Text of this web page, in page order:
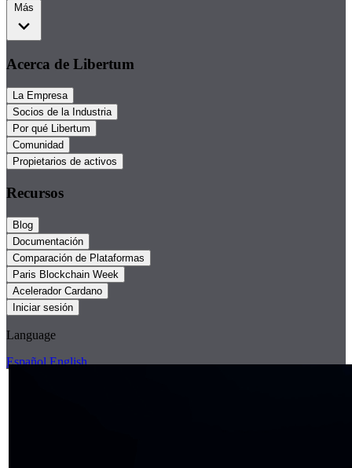
Más
Acerca de Libertum
La Empresa
Socios de la Industria
Por qué Libertum
Comunidad
Propietarios de activos
Recursos
Blog
Documentación
Comparación de Plataformas
Paris Blockchain Week
Acelerador Cardano
Iniciar sesión
Language
Español English